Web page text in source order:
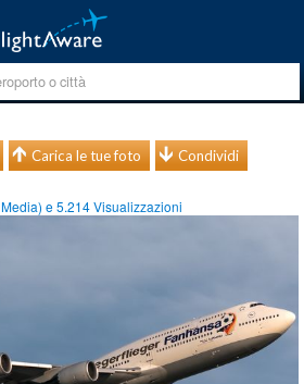
Carica le tue foto Condividi
Media) e5.214Visualizzazioni